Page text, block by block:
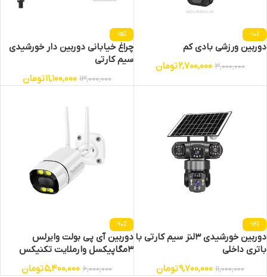
-10%
دوربین ورزشی بادی کم
3,000,000
2,700,000تومان
-15%
چراغ خیابانی دوربین دار خورشیدی
سیم کارتی
13,000,000
11,100,000تومان
-12%
دوربین خورشیدی 3لنز سیم کارتی با
باتری داخلی
11,000,000
9,700,000تومان
-10%
دوربین آی پی بولت وایرلس
3مگاپیکسل وارملایت تکنیکس
6,000,000
5,400,000تومان